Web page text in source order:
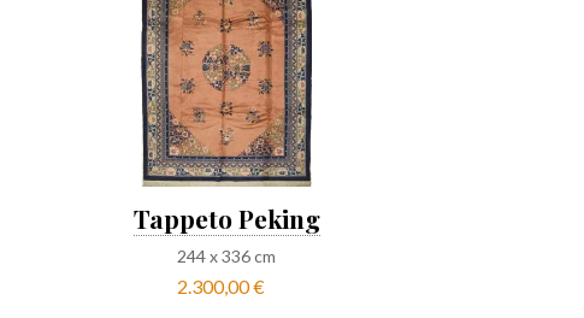
Tappeto Peking
244x336cm
2.300,00 €